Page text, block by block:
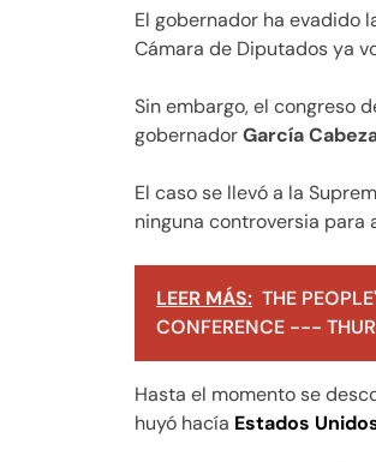
El gobernador ha evadido
Cámara de Diputados ya
Sin embargo, el congreso
gobernadorGarcía
El caso se llevó a la
ninguna controversia para
LEER MÁS: THE
CONFERENCE ---
Hasta el momento se
huyó hacía Estados